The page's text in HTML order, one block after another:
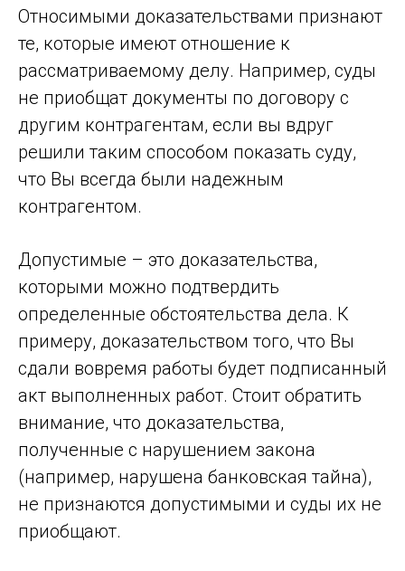
Относимыми доказательствами признают
те, которые имеют отношение к
рассматриваемому делу. Например, суды
не приобщат документы по договору с
другим контрагентам, если вы вдруг
решили таким способом показать суду,
что Вы всегда были надежным
контрагентом.
Допустимые – это доказательства,
которыми можно подтвердить
определенные обстоятельства дела. К
примеру, доказательством того, что Вы
сдали вовремя работы будет подписанный
акт выполненных работ. Стоит обратить
внимание, что доказательства,
полученные с нарушением закона
(например, нарушена банковская тайна),
не признаются допустимыми и суды их не
приобщают.